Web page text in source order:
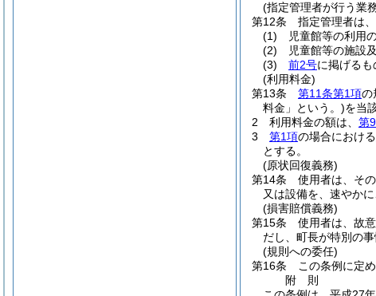
(指定管理者が行う業
第12条
指定管理者は
(1)
児童館等の利用
(2)
児童館等の施設
(3)
前2号に掲げる
(利用料金)
第13条
第11条第1項の
料金」という。)を当
2
利用料金の額は、 第
3
第1項の場合における
とする。
(原状回復義務)
第14条
使用者は、そ
又は設備を、速やか
(損害賠償義務)
第15条
使用者は、故
だし、町長が特別の
(規則への委任)
第16条
この条例に定
附 則